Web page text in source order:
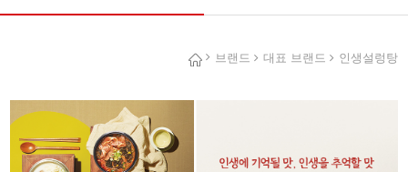
브랜드 대표 브랜드 인생설렁탕